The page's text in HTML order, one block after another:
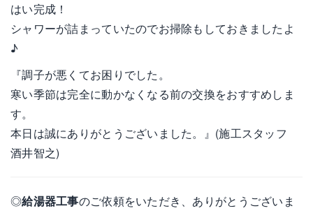
はい完成！
シャワーが詰まっていたのでお掃除もしておきましたよ
♪
『調子が悪くてお困りでした。
寒い季節は完全に動かなくなる前の交換をおすすめしま
す。
本日は誠にありがとうございました。』(施工スタッフ
酒井智之)
◎給湯器工事のご依頼をいただき、ありがとうございま